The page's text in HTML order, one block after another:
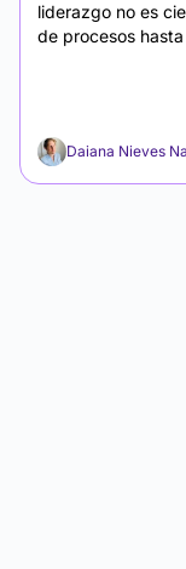
liderazgo no es
de procesos
Daiana Nieves